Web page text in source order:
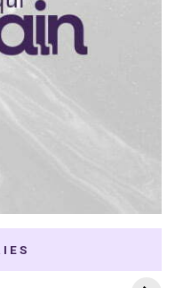
Dramas com
e Khaotung